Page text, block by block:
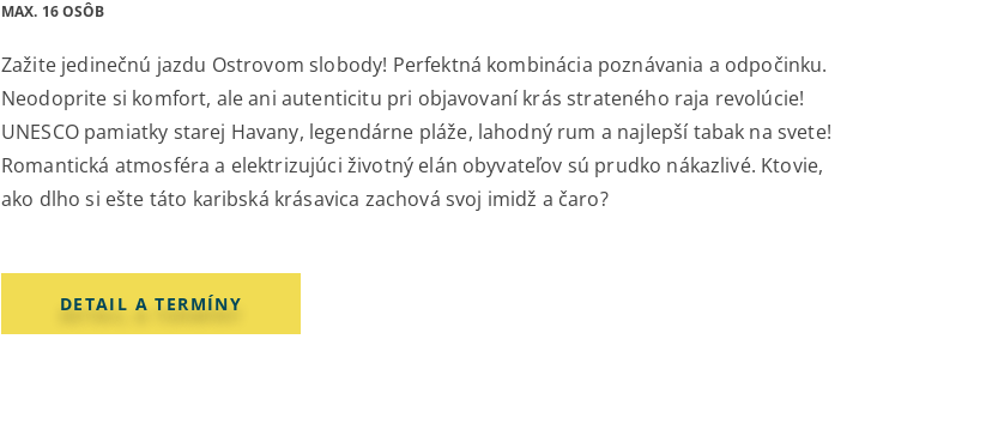
MAX. 16 OSÔB
Zažite jedinečnú jazdu Ostrovom slobody! Perfektná kombinácia poznávania a odpočinku.
Neodoprite si komfort, ale ani autenticitu pri objavovaní krás strateného raja revolúcie!
UNESCO pamiatky starej Havany, legendárne pláže, lahodný rum a najlepší tabak na svete!
Romantická atmosféra a elektrizujúci životný elán obyvateľov sú prudko nákazlivé. Ktovie,
ako dlho si ešte táto karibská krásavica zachová svoj imidž a čaro?
DETAIL A TERMÍNY